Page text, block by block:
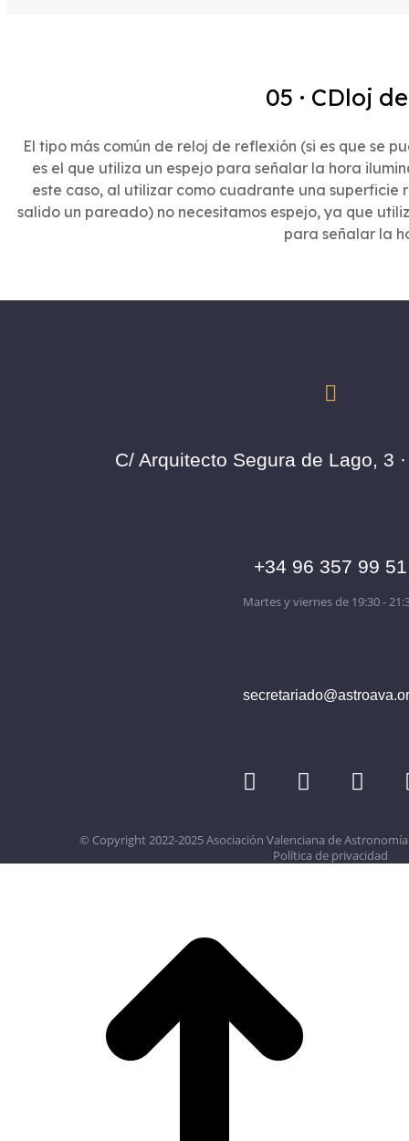
05 · CDloj
El tipo más común de reloj de reflexión (si es que se
es el que utiliza un espejo para señalar la hora
este caso, al utilizar como cuadrante una superficie
salido un pareado) no necesitamos espejo, ya que
para señalar la
C/ Arquitecto Segura de Lago, 3
+34 96 357 99 51
Martes y viernes de 19:30 -
© Copyright 2022-2025 Asociación Valenciana de
Política de privacidad